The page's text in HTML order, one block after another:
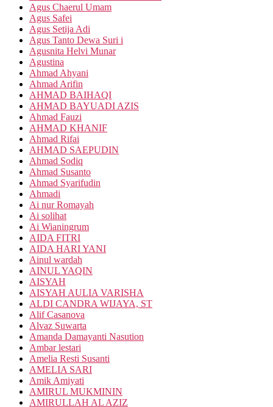
Agus Chaerul Umam
Agus Safei
Agus Setija Adi
Agus Tanto Dewa Suri i
Agusnita Helvi Munar
Agustina
Ahmad Ahyani
Ahmad Arifin
AHMAD BAIHAQI
AHMAD BAYUADI AZIS
Ahmad Fauzi
AHMAD KHANIF
Ahmad Rifai
AHMAD SAEPUDIN
Ahmad Sodiq
Ahmad Susanto
Ahmad Syarifudin
Ahmadi
Ai nur Romayah
Ai solihat
Ai Wianingrum
AIDA FITRI
AIDA HARI YANI
Ainul wardah
AINUL YAQIN
AISYAH
AISYAH AULIA VARISHA
ALDI CANDRA WIJAYA, ST
Alif Casanova
Alvaz Suwarta
Amanda Damayanti Nasution
Ambar lestari
Amelia Resti Susanti
AMELIA SARI
Amik Amiyati
AMIRUL MUKMININ
AMIRULLAH AL AZIZ